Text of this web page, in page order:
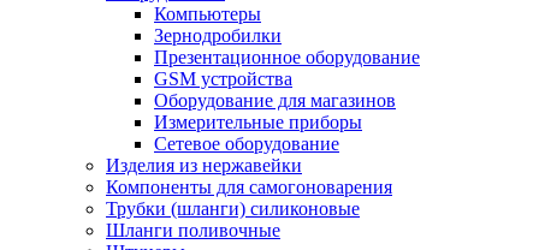
Компьютеры
Зернодробилки
Презентационное оборудование
GSM устройства
Оборудование для магазинов
Измерительные приборы
Сетевое оборудование
Изделия из нержавейки
Компоненты для самогоноварения
Трубки (шланги) силиконовые
Шланги поливочные